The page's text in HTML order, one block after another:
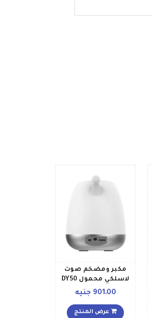
مكبر ومضخم صوت
لاسلكي محمول DY50
مع مصباح LED
901.00 جنيه
عرض المنتج